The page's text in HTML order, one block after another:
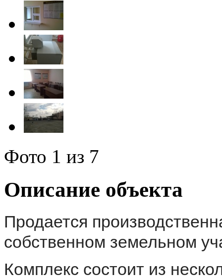
Фото 1 из 7
Описание объекта
Продается
собственном земельном
Комплекс состоит из